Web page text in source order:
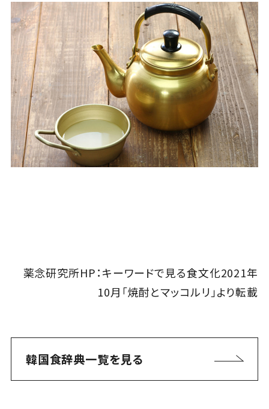
薬念研究所HP：キーワードで見る食文化2021年
10月「焼酎とマッコルリ」より転載
韓国食辞典一覧を見る